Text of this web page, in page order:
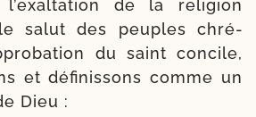
l’exal­ta­tion de la reli­gion
salut des peuples chré­
du saint concile,
et défi­nis­sons comme un
Dieu :